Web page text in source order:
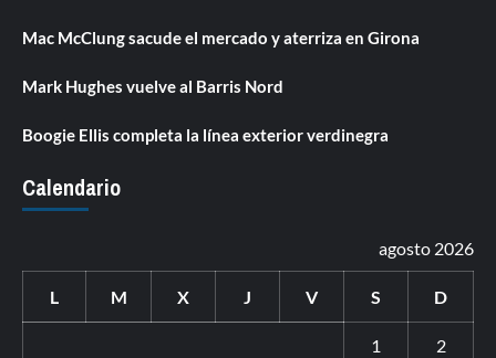
Mac McClung sacude el mercado y aterriza en Girona
Mark Hughes vuelve al Barris Nord
Boogie Ellis completa la línea exterior verdinegra
Calendario
agosto 2026
L M X J V S D
1 2